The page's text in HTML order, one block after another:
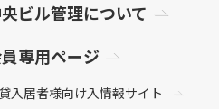
ビル管理について
専用ページ
入居者様向け入情報サイト